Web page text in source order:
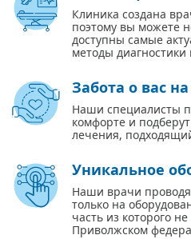
Клиника создана
поэтому вы можете
доступны самые
методы диагностики
Забота о вас
Наши специалисты
комфорте и
лечения,
Уникальное
Наши врачи
только на
часть из которого
Приволжском